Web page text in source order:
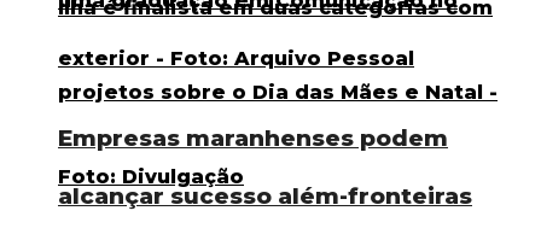
Empresas maranhenses podem
alcançar sucesso além-fronteiras